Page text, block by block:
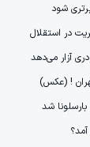
شود
در استقلال
آزار می‌دهد
! (عکس)
شد